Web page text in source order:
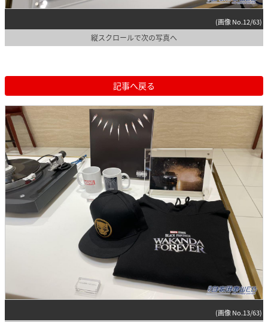
(画像 No.12/63)
縦スクロールで次の写真へ
記事へ戻る
(画像 No.13/63)